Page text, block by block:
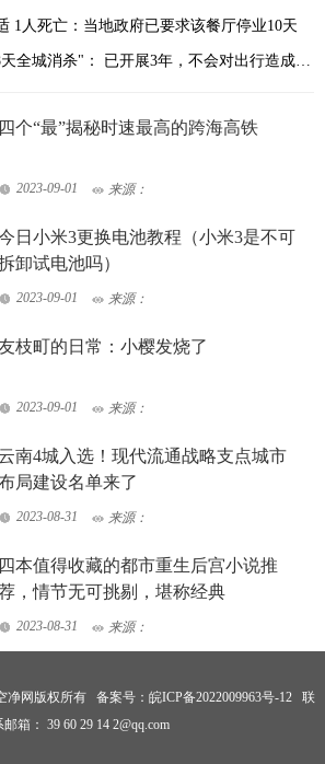
1人死亡：当地政府已要求该餐厅停业10天
全城消杀"： 已开展3年，不会对出行造成影响
四个“最”揭秘时速最高的跨海高铁
2023-09-01 来源：
日小米3更换电池教程（小米3是不可
卸试电池吗）
2023-09-01 来源：
枝町的日常：小樱发烧了
2023-09-01 来源：
南4城入选！现代流通战略支点城市
局建设名单来了
2023-08-31 来源：
四本值得收藏的都市重生后宫小说推
，情节无可挑剔，堪称经典
2023-08-31 来源：
净网版权所有 备案号： 皖ICP备2022009963号-12联
邮箱： 39 60 29 14 2@qq.com